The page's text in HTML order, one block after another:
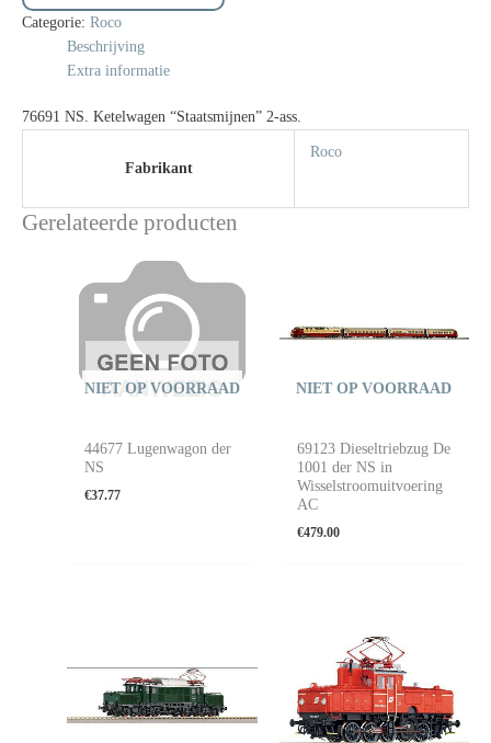
Categorie: Roco
Beschrijving
Extra informatie
76691 NS. Ketelwagen “Staatsmijnen” 2-ass.
Fabrikant
Roco
Gerelateerde producten
NIET OP VOORRAAD
44677 Lugenwagon der
NS
€37.77
NIET OP VOORRAAD
69123 Dieseltriebzug De
1001 der NS in
Wisselstroomuitvoering
AC
€479.00